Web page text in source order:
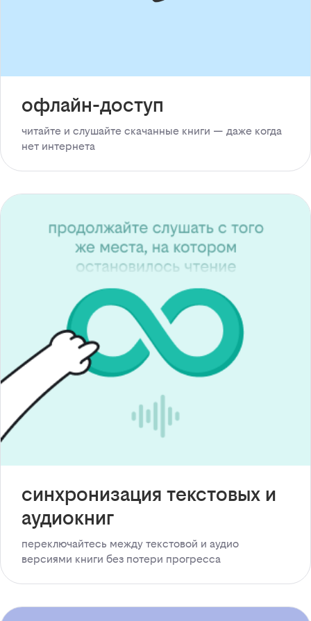
офлайн-доступ
читайте и слушайте скачанные книги — даже когда
нет интернета
синхронизация текстовых и
аудиокниг
переключайтесь между текстовой и аудио
версиями книги без потери прогресса